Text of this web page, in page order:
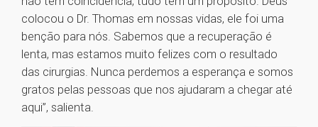
colocou o Dr. Thomas em nossas vidas, ele foi uma
benção para nós. Sabemos que a recuperação é
lenta, mas estamos muito felizes com o resultado
das cirurgias. Nunca perdemos a esperança e somos
gratos pelas pessoas que nos ajudaram a chegar até
aqui”, salienta.